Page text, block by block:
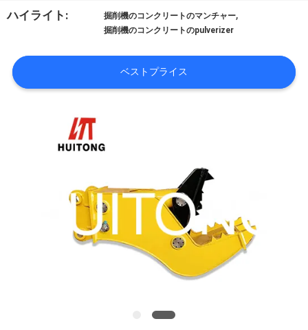
つ
い
ハイライト: 掘削機のコンクリートのマンチャー,
掘削機のコンクリートのpulverizer
ベストプライス